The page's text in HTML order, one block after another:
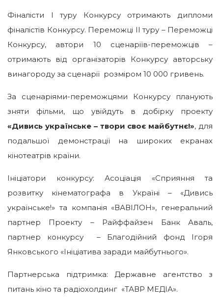
Фіналісти I туру Конкурсу отримають дипломи
фіналістів Конкурсу. Переможці ІІ туру – Переможці
Конкурсу, автори 10 сценаріїв-переможців –
отримають від організаторів Конкурсу авторську
винагороду за сценарії розміром 10 000 гривень.
За сценаріями-переможцями Конкурсу планують
зняти фільми, що увійдуть в добірку проекту
«Дивись українське – твори своє майбутнє!», для
подальшої демонстрації на широких екранах
кінотеатрів країни.
Ініціатори конкурсу: Асоціація «Сприяння та
розвитку кінематографа в Україні – «Дивись
українське!» та компанія «ВАВІЛОН», генеральний
партнер Проекту – Райффайзен Банк Аваль,
партнер конкурсу – Благодійний фонд Ігоря
Янковського «Ініціатива заради майбутнього».
Партнерська підтримка: Державне агентство з
питань кіно та радіохолдинг «ТАВР МЕДІА».